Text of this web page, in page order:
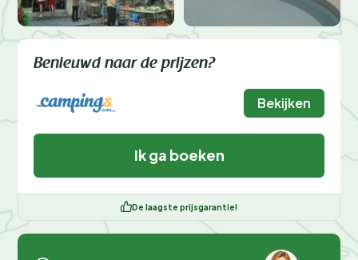
Benieuwd naar de prijzen?
Bekijken
Ik ga boeken
De laagste prijsgarantie!